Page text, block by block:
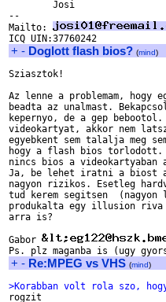
--
Mailto:
+ - Doglott flash bios? (mind)
Sziasztok!
Az lenne a problemam, hogy
beadta az unalmast.
kepernyo, de a gep
videokartyat, akkor nem
egyebkent sem talalja meg
hogy a flash bios torlodott.
nincs bios a
Ja, be lehet iratni a biost
nagyon rizikos. Esetleg
tud kerem segitsen
produkalta egy illusion
arra is?
Gabor
+ - Re:MPEG vs VHS (mind)
>Korabban volt rola szo,